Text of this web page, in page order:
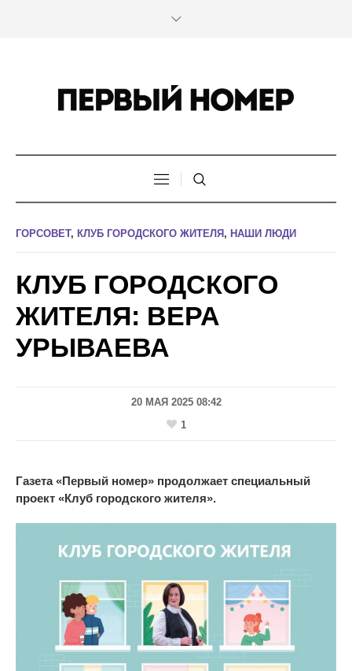
ГОРСОВЕТ, КЛУБ ГОРОДСКОГО ЖИТЕЛЯ , НАШИ ЛЮДИ
КЛУБ ГОРОДСКОГО
ЖИТЕЛЯ: ВЕРА
УРЫВАЕВА
20 МАЯ 2025 08:42
1
Газета«Первый номер» продолжает специальный
проект «Клуб городского жителя».